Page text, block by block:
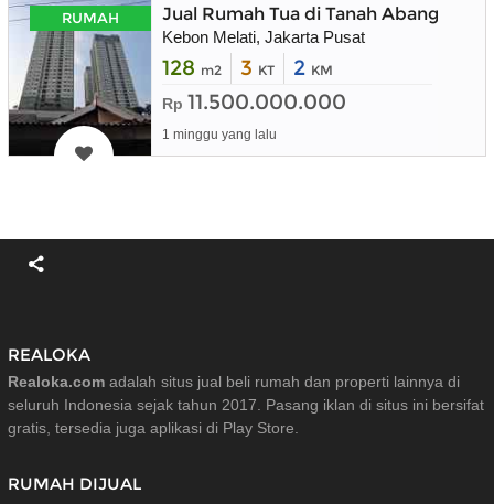
RUMAH Jual Rumah Tua di Tanah Abang
Kebon Melati, Jakarta Pusat
128 m2 3 KT 2 KM
Rp 11.500.000.000
1 minggu yang lalu
REALOKA
Realoka.com adalah situs jual beli rumah dan properti lainnya di
seluruh Indonesia sejak tahun 2017. Pasang iklan di situs ini bersifat
gratis, tersedia juga aplikasi di Play Store.
RUMAH DIJUAL